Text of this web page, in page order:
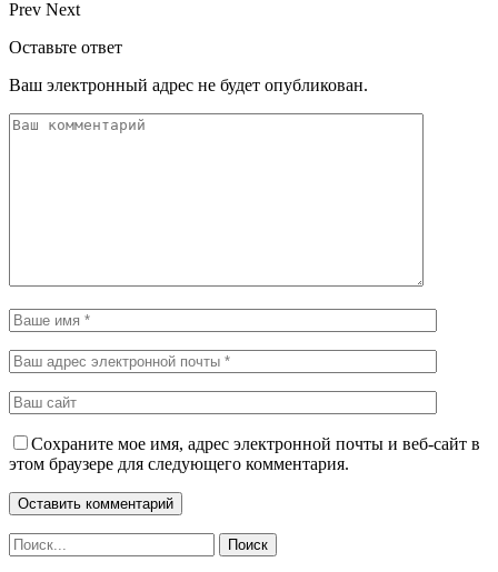
Prev Next
Оставьте ответ
Ваш электронный адрес не будет опубликован.
Сохраните мое имя, адрес электронной почты и веб-сайт в
этом браузере для следующего комментария.